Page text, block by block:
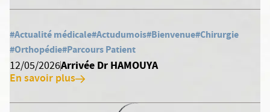
#Actualité médicale#Actudumois#Bienvenue#Chirurgie
#Orthopédie#Parcours Patient
12/05/2026Arrivée Dr HAMOUYA
En savoir plus